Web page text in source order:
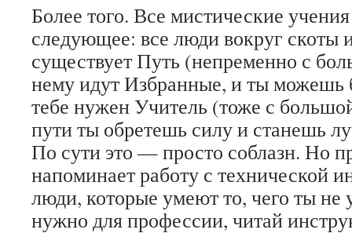
Более того. Все мистические
следующее: все люди вокруг скоты
существует Путь (непременно с
нему идут Избранные, и ты можешь
тебе нужен Учитель (тоже с
пути ты обретешь силу и станешь
По сути это — просто соблазн. Но
напоминает работу с технической
люди, которые умеют то, чего ты не
нужно для профессии, читай